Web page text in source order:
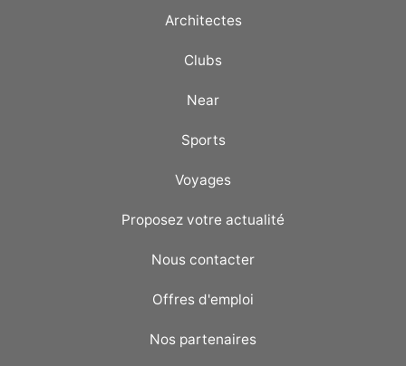
Architectes
Clubs
Near
Sports
Voyages
Proposez votre actualité
Nous contacter
Offres d'emploi
Nos partenaires